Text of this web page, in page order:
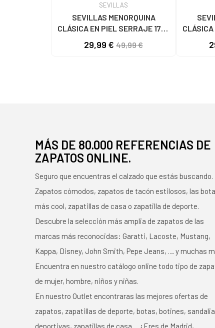
SEVILLAS
SEVILLAS MENORQUINA
CLÁSICA EN PIEL SERRAJE 1778
29,99 € 49,99 €
CLÁSICA
MÁS DE 80.000 REFERENCIAS DE
ZAPATOS ONLINE.
Seguro que encuentras el calzado que estás buscando.
Zapatos cómodos, zapatos de tacón estilosos, las
más cool, zapatillas de casa o zapatilla de deporte.
Descubre la selección más amplia de zapatos de las
marcas más reconocidas: Garatti, Lacoste, Mustang,
Kappa, Disney, John Smith, Pepe Jeans, … y muchas
Encuentra en nuestro catálogo online todo tipo de
de mujer, hombre, niños y niñas.
En nuestro Outlet encontraras las mejores ofertas de
zapatos, zapatillas de deporte, botas, botines,
deportivas, zapatillas de casa… ¿Eres de Madrid,